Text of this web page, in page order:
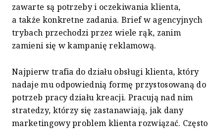
zawarte są potrzeby i oczekiwania klienta,
a także konkretne zadania. Brief w agencyjnych
trybach przechodzi przez wiele rąk, zanim
zamieni się w kampanię reklamową.
Najpierw trafia do działu obsługi klienta, który
nadaje mu odpowiednią formę przystosowaną do
potrzeb pracy działu kreacji. Pracują nad nim
stratedzy, którzy się zastanawiają, jak dany
marketingowy problem klienta rozwiązać. Często